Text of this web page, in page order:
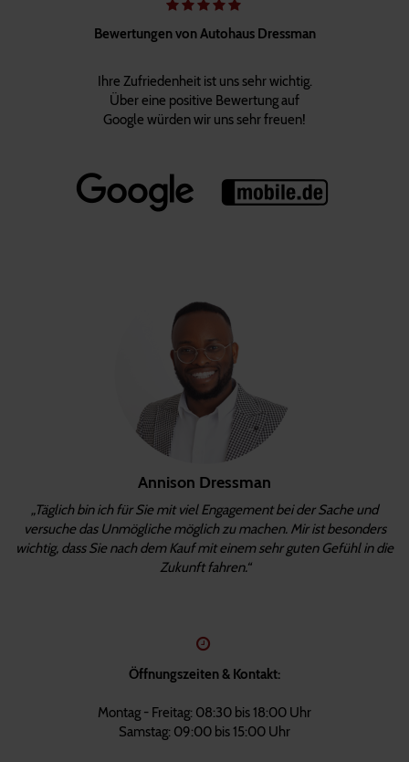
Bewertungen von Autohaus Dressman
Ihre Zufriedenheit ist uns sehr wichtig.
Über eine positive Bewertung auf
Google würden wir uns sehr freuen!
Annison Dressman
„Täglich bin ich für Sie mit viel Engagement bei der Sache und
versuche das Unmögliche möglich zu machen. Mir ist besonders
wichtig, dass Sie nach dem Kauf mit einem sehr guten Gefühl in die
Zukunft fahren.“
Öffnungszeiten & Kontakt:
Montag - Freitag: 08:30 bis 18:00 Uhr
Samstag: 09:00 bis 15:00 Uhr